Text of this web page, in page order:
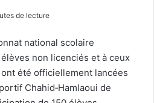
de lecture
national scolaire
non licenciés et à ceux
été officiellement lancées
Chahid‑Hamlaoui de